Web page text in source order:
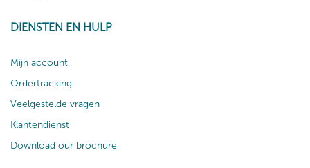
DIENSTEN EN HULP
Mijn account
Ordertracking
Veelgestelde vragen
Klantendienst
Download our brochure